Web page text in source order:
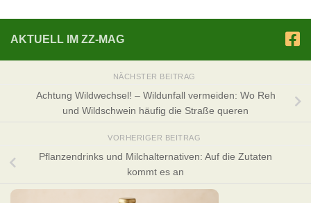
AKTUELL IM ZZ-MAG
NÄCHSTER BEITRAG
Achtung Wildwechsel! – Wildunfall vermeiden: Wo Reh
und Wildschwein häufig die Straße queren
VORHERIGER BEITRAG
Pflanzendrinks und Milchalternativen: Auf die Zutaten
kommt es an